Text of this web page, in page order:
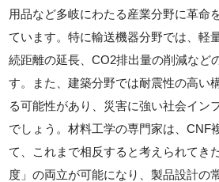
用品など多岐にわたる産業分野に革命
ています。特に輸送機器分野では、軽
続距離の延長、CO2排出量の削減など
す。また、建築分野では耐震性の高い
る可能性があり、災害に強い社会イン
でしょう。材料工学の専門家は、CNF
て、これまで相反すると考えられてき
度」の両立が可能になり、製品設計の